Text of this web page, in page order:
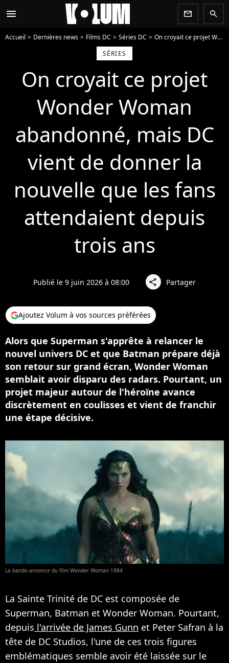
menu newsletter search
Accueil Dernières news Films DC Séries DC
On croyait ce projet Wonder Woman abandonné, mais DC vient de donner la nouvelle que les fans attendaient depuis trois ans
SÉRIES
On croyait ce projet
Wonder Woman
abandonné, mais DC
vient de donner la
nouvelle que les fans
attendaient depuis
trois ans
Publié le 9 juin 2026 à 08:00 share Partager
Ajoutez Volum à vos sources préférées
Alors que Superman s'apprête à relancer le
nouvel univers DC et que Batman prépare déjà
son retour sur grand écran, Wonder Woman
semblait avoir disparu des radars. Pourtant, un
projet majeur autour de l'héroïne avance
discrètement en coulisses et vient de franchir
une étape décisive.
La bande-annonce du film Wonder Woman 1984
La Sainte Trinité de DC est composée de
Superman, Batman et Wonder Woman. Pourtant,
depuis l'arrivée de James Gunn et Peter Safran à la
tête de DC Studios, l'une de ces trois figures
emblématiques semble avoir été laissée sur le